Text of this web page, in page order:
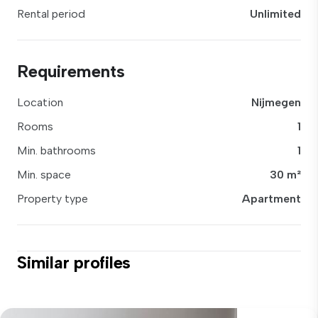
Rental period
Unlimited
Requirements
Location
Nijmegen
Rooms
1
Min. bathrooms
1
Min. space
30 m²
Property type
Apartment
Similar profiles